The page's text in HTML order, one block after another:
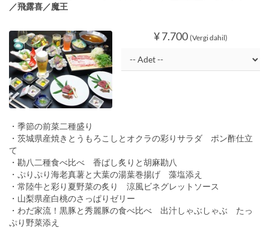
／飛露喜／魔王
¥ 7.700 (Vergi dahil)
・季節の前菜二種盛り
・茨城県産焼きとうもろこしとオクラの彩りサラダ ポン酢仕立
て
・勘八二種食べ比べ 香ばし炙りと胡麻勘八
・ぷりぷり海老真薯と大葉の湯葉巻揚げ 藻塩添え
・常陸牛と彩り夏野菜の炙り 涼風ビネグレットソース
・山梨県産白桃のさっぱりゼリー
・わだ家流！黒豚と秀麗豚の食べ比べ 出汁しゃぶしゃぶ たっ
ぷり野菜添え